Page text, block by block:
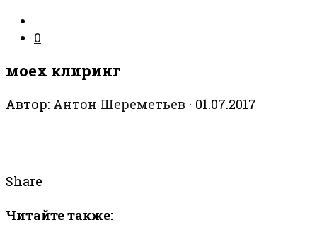
0
моех клиринг
Автор: Антон Шереметьев · 01.07.2017
Share
Читайте также: